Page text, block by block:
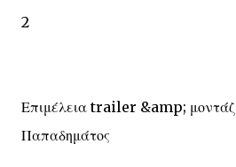
2
Επιμέλεια trailer &amp;
Παπαδημάτος